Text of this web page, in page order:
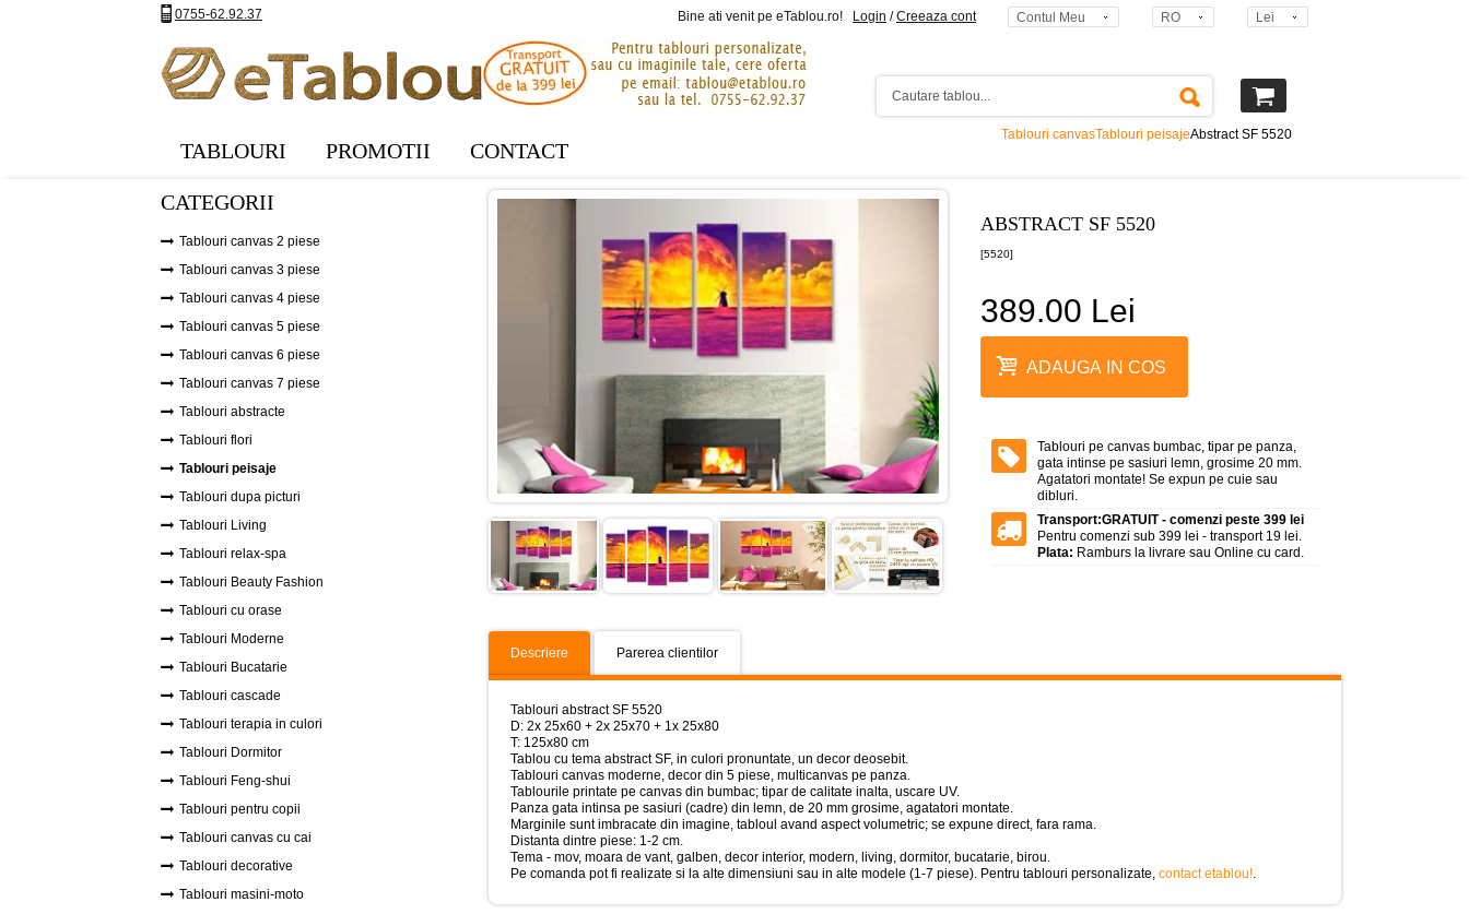
0755-62.92.37 Bine ati venit pe eTablou.ro! Login /Creeaza cont Contul Meu RO Lei
TABLOURI PROMOTII CONTACT
Tablouri canvasTablouri peisajeAbstract SF 5520
ABSTRACT SF 5520
[5520]
389.00 Lei
ADAUGA IN COS
Tablouri pe canvas bumbac, tipar pe panza,
gata intinse pe sasiuri lemn, grosime 20 mm.
Agatatori montate! Se expun pe cuie sau
dibluri.
Transport:GRATUIT - comenzi peste 399 lei
Pentru comenzi sub 399 lei - transport 19 lei.
Plata: Ramburs la livrare sau Online cu card.
Descriere Parerea clientilor
Tablouri abstract SF 5520
D: 2x 25x60 + 2x 25x70 + 1x 25x80
T: 125x80 cm
Tablou cu tema abstract SF, in culori pronuntate, un decor deosebit.
Tablouri canvas moderne, decor din 5 piese, multicanvas pe panza.
Tablourile printate pe canvas din bumbac; tipar de calitate inalta, uscare UV.
Panza gata intinsa pe sasiuri (cadre) din lemn, de 20 mm grosime, agatatori montate.
Marginile sunt imbracate din imagine, tabloul avand aspect volumetric; se expune direct, fara rama.
Distanta dintre piese: 1-2 cm.
Tema - mov, moara de vant, galben, decor interior, modern, living, dormitor, bucatarie, birou.
Pe comanda pot fi realizate si la alte dimensiuni sau in alte modele (1-7 piese). Pentru tablouri personalizate, contact etablou!.
CATEGORII
Tablouri canvas 2 piese
Tablouri canvas 3 piese
Tablouri canvas 4 piese
Tablouri canvas 5 piese
Tablouri canvas 6 piese
Tablouri canvas 7 piese
Tablouri abstracte
Tablouri flori
Tablouri peisaje
Tablouri dupa picturi
Tablouri Living
Tablouri relax-spa
Tablouri Beauty Fashion
Tablouri cu orase
Tablouri Moderne
Tablouri Bucatarie
Tablouri cascade
Tablouri terapia in culori
Tablouri Dormitor
Tablouri Feng-shui
Tablouri pentru copii
Tablouri canvas cu cai
Tablouri decorative
Tablouri masini-moto